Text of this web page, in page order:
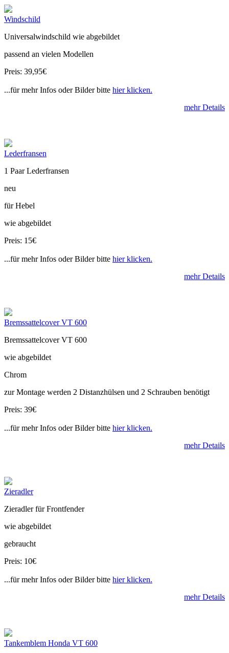
Windschild
Universalwindschild wie abgebildet
passend an vielen Modellen
Preis: 39,95€
...für mehr Infos oder Bilder bitte hier klicken.
mehr Details
Lederfransen
1 Paar Lederfransen
neu
für Hebel
wie abgebildet
Preis: 15€
...für mehr Infos oder Bilder bitte hier klicken.
mehr Details
Bremssattelcover VT 600
Bremssattelcover VT 600
wie abgebildet
Chrom
zur Montage werden 2 Distanzhülsen und 2 Schrauben benötigt
Preis: 39€
...für mehr Infos oder Bilder bitte hier klicken.
mehr Details
Zieradler
Zieradler für Frontfender
wie abgebildet
gebraucht
Preis: 10€
...für mehr Infos oder Bilder bitte hier klicken.
mehr Details
Tankemblem Honda VT 600